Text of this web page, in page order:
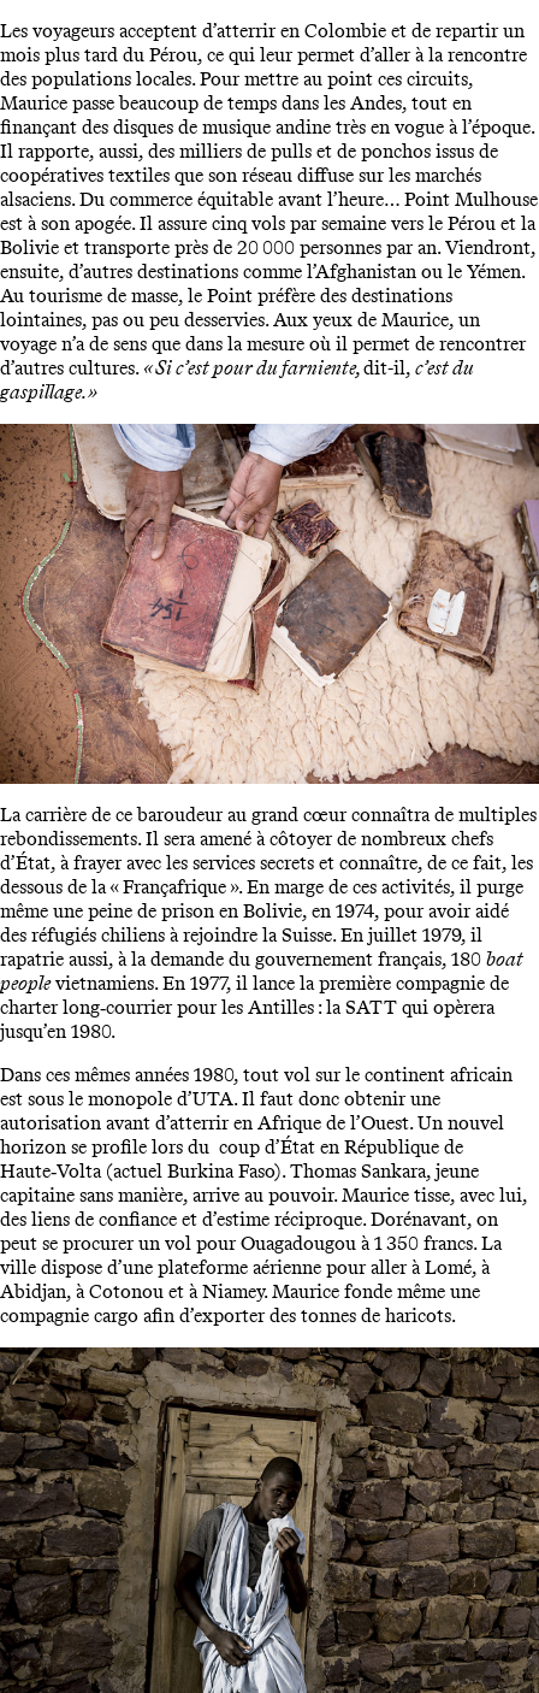
Les voyageurs acceptent d’atterrir en Colombie et de repartir un
mois plus tard du Pérou, ce qui leur permet d’aller à la rencontre
des populations locales. Pour mettre au point ces circuits,
Maurice passe beaucoup de temps dans les Andes, tout en
finançant des disques de musique andine très en vogue à l’époque.
Il rapporte, aussi, des milliers de pulls et de ponchos issus de
coopératives textiles que son réseau diffuse sur les marchés
alsaciens. Du commerce équitable avant l’heure… Point Mulhouse
est à son apogée. Il assure cinq vols par semaine vers le Pérou et la
Bolivie et transporte près de 20 000 personnes par an. Viendront,
ensuite, d’autres destinations comme l’Afghanistan ou le Yémen.
Au tourisme de masse, le Point préfère des destinations
lointaines, pas ou peu desservies. Aux yeux de Maurice, un
voyage n’a de sens que dans la mesure où il permet de rencontrer
d’autres cultures. « Si c’est pour du farniente,dit-il, c’est du
gaspillage. »
La carrière de ce baroudeur au grand cœur connaîtra de multiples
rebondissements. Il sera amené à côtoyer de nombreux chefs
d’État, à frayer avec les services secrets et connaître, de ce fait, les
dessous de la « Françafrique ». En marge de ces activités, il purge
même une peine de prison en Bolivie, en 1974, pour avoir aidé
des réfugiés chiliens à rejoindre la Suisse. En juillet 1979, il
rapatrie aussi, à la demande du gouvernement français, 180 boat
peoplevietnamiens. En 1977, il lance la première compagnie de
charter long‑courrier pour les Antilles : la SATT qui opèrera
jusqu’en 1980.
Dans ces mêmes années 1980, tout vol sur le continent africain
est sous le monopole d’UTA. Il faut donc obtenir une
autorisation avant d’atterrir en Afrique de l’Ouest. Un nouvel
horizon se profile lors du coup d’État en République de
Haute‑Volta (actuel Burkina Faso). Thomas Sankara, jeune
capitaine sans manière, arrive au pouvoir. Maurice tisse, avec lui,
des liens de confiance et d’estime réciproque. Dorénavant, on
peut se procurer un vol pour Ouagadougou à 1 350 francs. La
ville dispose d’une plateforme aérienne pour aller à Lomé, à
Abidjan, à Cotonou et à Niamey. Maurice fonde même une
compagnie cargo afin d’exporter des tonnes de haricots.